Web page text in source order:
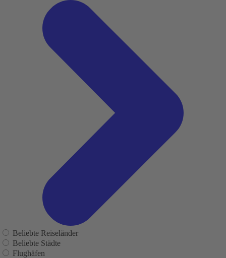
Beliebte Reiseländer
Beliebte Städte
Flughäfen